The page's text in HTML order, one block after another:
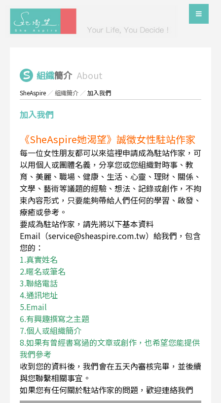
組織簡介 About
SheAspire ／組織簡介 ／加入我們
加入我們
《SheAspire她渴望》誠徵女性駐站作家
每一位女性朋友都可以來這裡申請成為駐站作家，可
以用個人或團體名義，分享您或您組織對時事、教
育、美麗、職場、健康、生活、心靈、理財、關係、
文學、藝術等議題的經驗、想法、記錄或創作，不拘
束內容形式，只要能夠帶給人們任何的學習、啟發、
療癒或參考。
要成為駐站作家，請先將以下基本資料
Email（service@sheaspire.com.tw）給我們，包含
您的：
1.真實姓名
2.暱名或筆名
3.聯絡電話
4.通訊地址
5.Email
6.有興趣撰寫之主題
7.個人或組織簡介
8.如果有曾經書寫過的文章或創作，也希望您能提供
我們參考
收到您的資料後，我們會在五天內審核完畢，並後續
與您聯繫相關事宜。
如果您有任何關於駐站作家的問題，歡迎連絡我們